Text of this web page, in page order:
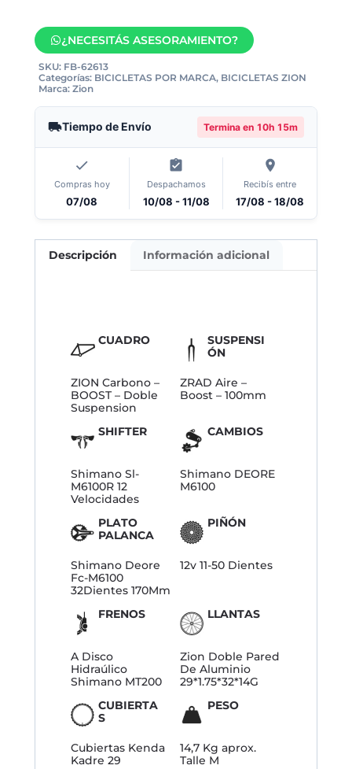
¿NECESITÁS ASESORAMIENTO?
SKU: FB-62613
Categorías: BICICLETAS POR MARCA, BICICLETAS ZION
Marca: Zion
Tiempo de Envío Termina en 10h 15m
Compras hoy
07/08
Despachamos
10/08 - 11/08
Recibís entre
17/08 - 18/08
Descripción Información adicional
CUADRO
ZION Carbono –
BOOST – Doble
Suspension
SUSPENSI
ÓN
ZRAD Aire –
Boost – 100mm
SHIFTER
Shimano Sl-
M6100R 12
Velocidades
CAMBIOS
Shimano DEORE
M6100
PLATO
PALANCA
Shimano Deore
Fc-M6100
32Dientes 170Mm
PIÑÓN
12v 11-50 Dientes
FRENOS
A Disco
Hidraúlico
Shimano MT200
LLANTAS
Zion Doble Pared
De Aluminio
29*1.75*32*14G
CUBIERTA
S
Cubiertas Kenda
Kadre 29
PESO
14,7 Kg aprox.
Talle M